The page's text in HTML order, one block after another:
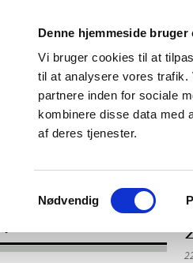
Denne hjemmeside bruger
Vi bruger cookies til at
til at analysere vores trafik.
partnere inden for sociale
kombinere disse data med
af deres tjenester.
Samtykkevalg
Nødvendig
Godkendelse og
Bivirkninger